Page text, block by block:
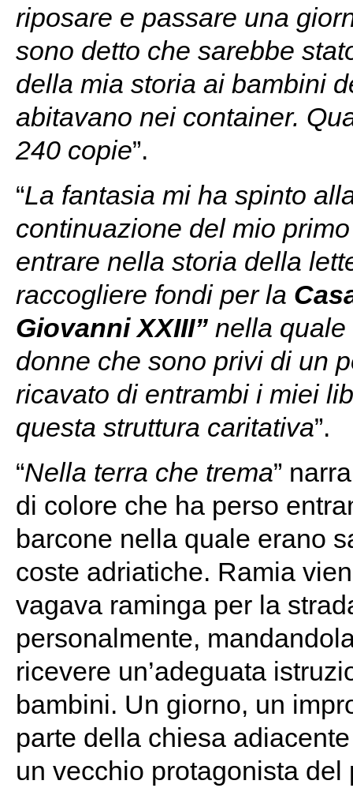
riposare e passare una
sono detto che sarebbe
della mia storia ai bambini
abitavano nei container.
240 copie”.
“La fantasia mi ha spinto
continuazione del mio
entrare nella storia della
raccogliere fondi per la
Giovanni XXIII”nella quale
donne che sono privi di un
ricavato di entrambi i miei
questa struttura caritativa”.
“Nella terra che trema”
di colore che ha perso
barcone nella quale erano
coste adriatiche. Ramia
vagava raminga per la
personalmente,
ricevere un’adeguata
bambini. Un giorno, un
parte della chiesa
un vecchio protagonista